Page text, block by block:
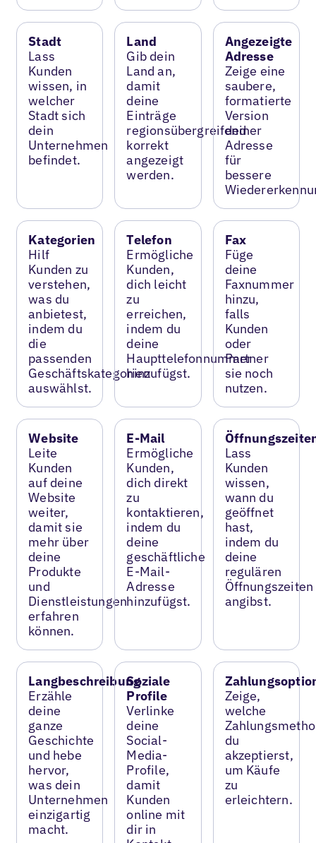
Stadt
Lass
Kunden
wissen, in
welcher
Stadt sich
dein
Unternehmen
befindet.
Land
Gib dein
Land an,
damit
deine
Einträge
regionsübergreifend
korrekt
angezeigt
werden.
Angezeigte
Adresse
Zeige eine
saubere,
formatierte
Version
deiner
Adresse
für
bessere
Kategorien
Hilf
Kunden zu
verstehen,
was du
anbietest,
indem du
die
passenden
Geschäftskategorien
auswählst.
Telefon
Ermögliche
Kunden,
dich leicht
zu
erreichen,
indem du
deine
Haupttelefonnummer
hinzufügst.
Fax
Füge
deine
Faxnummer
hinzu,
falls
Kunden
oder
Partner
sie noch
nutzen.
Website
Leite
Kunden
auf deine
Website
weiter,
damit sie
mehr über
deine
Produkte
und
Dienstleistungen
erfahren
können.
E-Mail
Ermögliche
Kunden,
dich direkt
zu
kontaktieren,
indem du
deine
geschäftliche
E-Mail-
Adresse
hinzufügst.
Lass
Kunden
wissen,
wann du
geöffnet
hast,
indem du
deine
regulären
Öffnungszeiten
angibst.
Langbeschreibung
Erzähle
deine
ganze
Geschichte
und hebe
hervor,
was dein
Unternehmen
einzigartig
macht.
Soziale
Profile
Verlinke
deine
Social-
Media-
Profile,
damit
Kunden
online mit
dir in
Zeige,
welche
du
akzeptierst,
um Käufe
zu
erleichtern.